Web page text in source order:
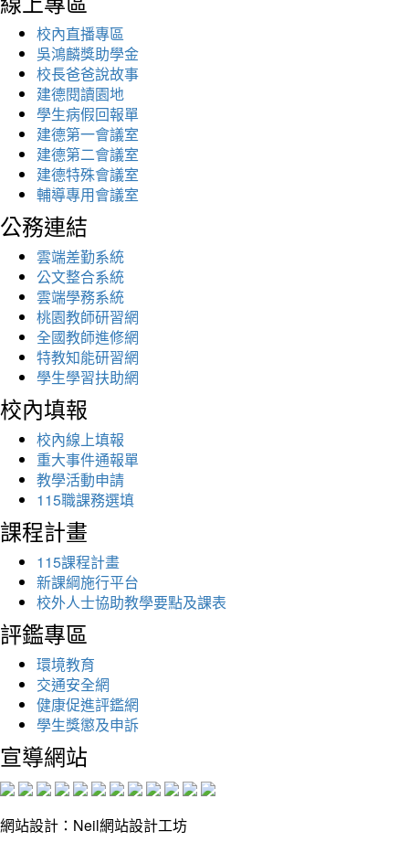
校內直播專區
吳鴻麟獎助學金
校長爸爸說故事
建德閱讀園地
學生病假回報單
建德第一會議室
建德第二會議室
建德特殊會議室
輔導專用會議室
公務連結
雲端差勤系統
公文整合系統
雲端學務系統
桃園教師研習網
全國教師進修網
特教知能研習網
學生學習扶助網
校內填報
校內線上填報
重大事件通報單
教學活動申請
115職課務選填
課程計畫
115課程計畫
新課綱施行平台
校外人士協助教學要點及課表
評鑑專區
環境教育
交通安全網
健康促進評鑑網
學生獎懲及申訴
宣導網站
網站設計：Neil網站設計工坊